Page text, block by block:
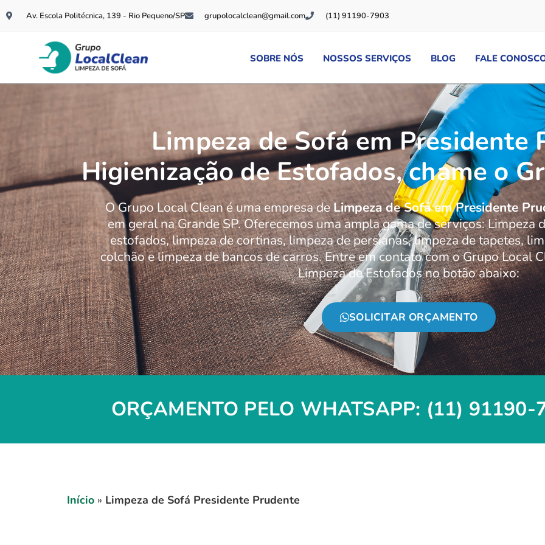
Av. Escola Politécnica, 139 - Rio Pequeno/SP grupolocalclean@gmail.com (11) 91190-7903
SOBRE NÓS NOSSOS SERVIÇOS BLOG FALE
Limpeza de Sofá em Presidente
Higienização de Estofados, chame o
O Grupo Local Clean é uma empresa deLimpeza de Sofá em Presidente
em geral na Grande SP. Oferecemos uma ampla gama de serviços: Limpeza
estofados, limpeza de cortinas, limpeza de persianas, limpeza de tapetes,
colchão e limpeza de bancos de carros. Entre em contato com o Grupo Local
Limpeza de Estofados no botão abaixo:
SOLICITAR ORÇAMENTO
ORÇAMENTO PELO WHATSAPP: (11) 91190-
Início » Limpeza de Sofá Presidente Prudente